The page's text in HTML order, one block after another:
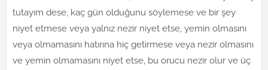
tutayım dese, kaç gün olduğunu söylemese ve bir şey
niyet etmese veya yalnız nezir niyet etse, yemin olmasını
veya olmamasını hatırına hiç getirmese veya nezir olmasını
ve yemin olmamasını niyet etse, bu orucu nezir olur ve üç